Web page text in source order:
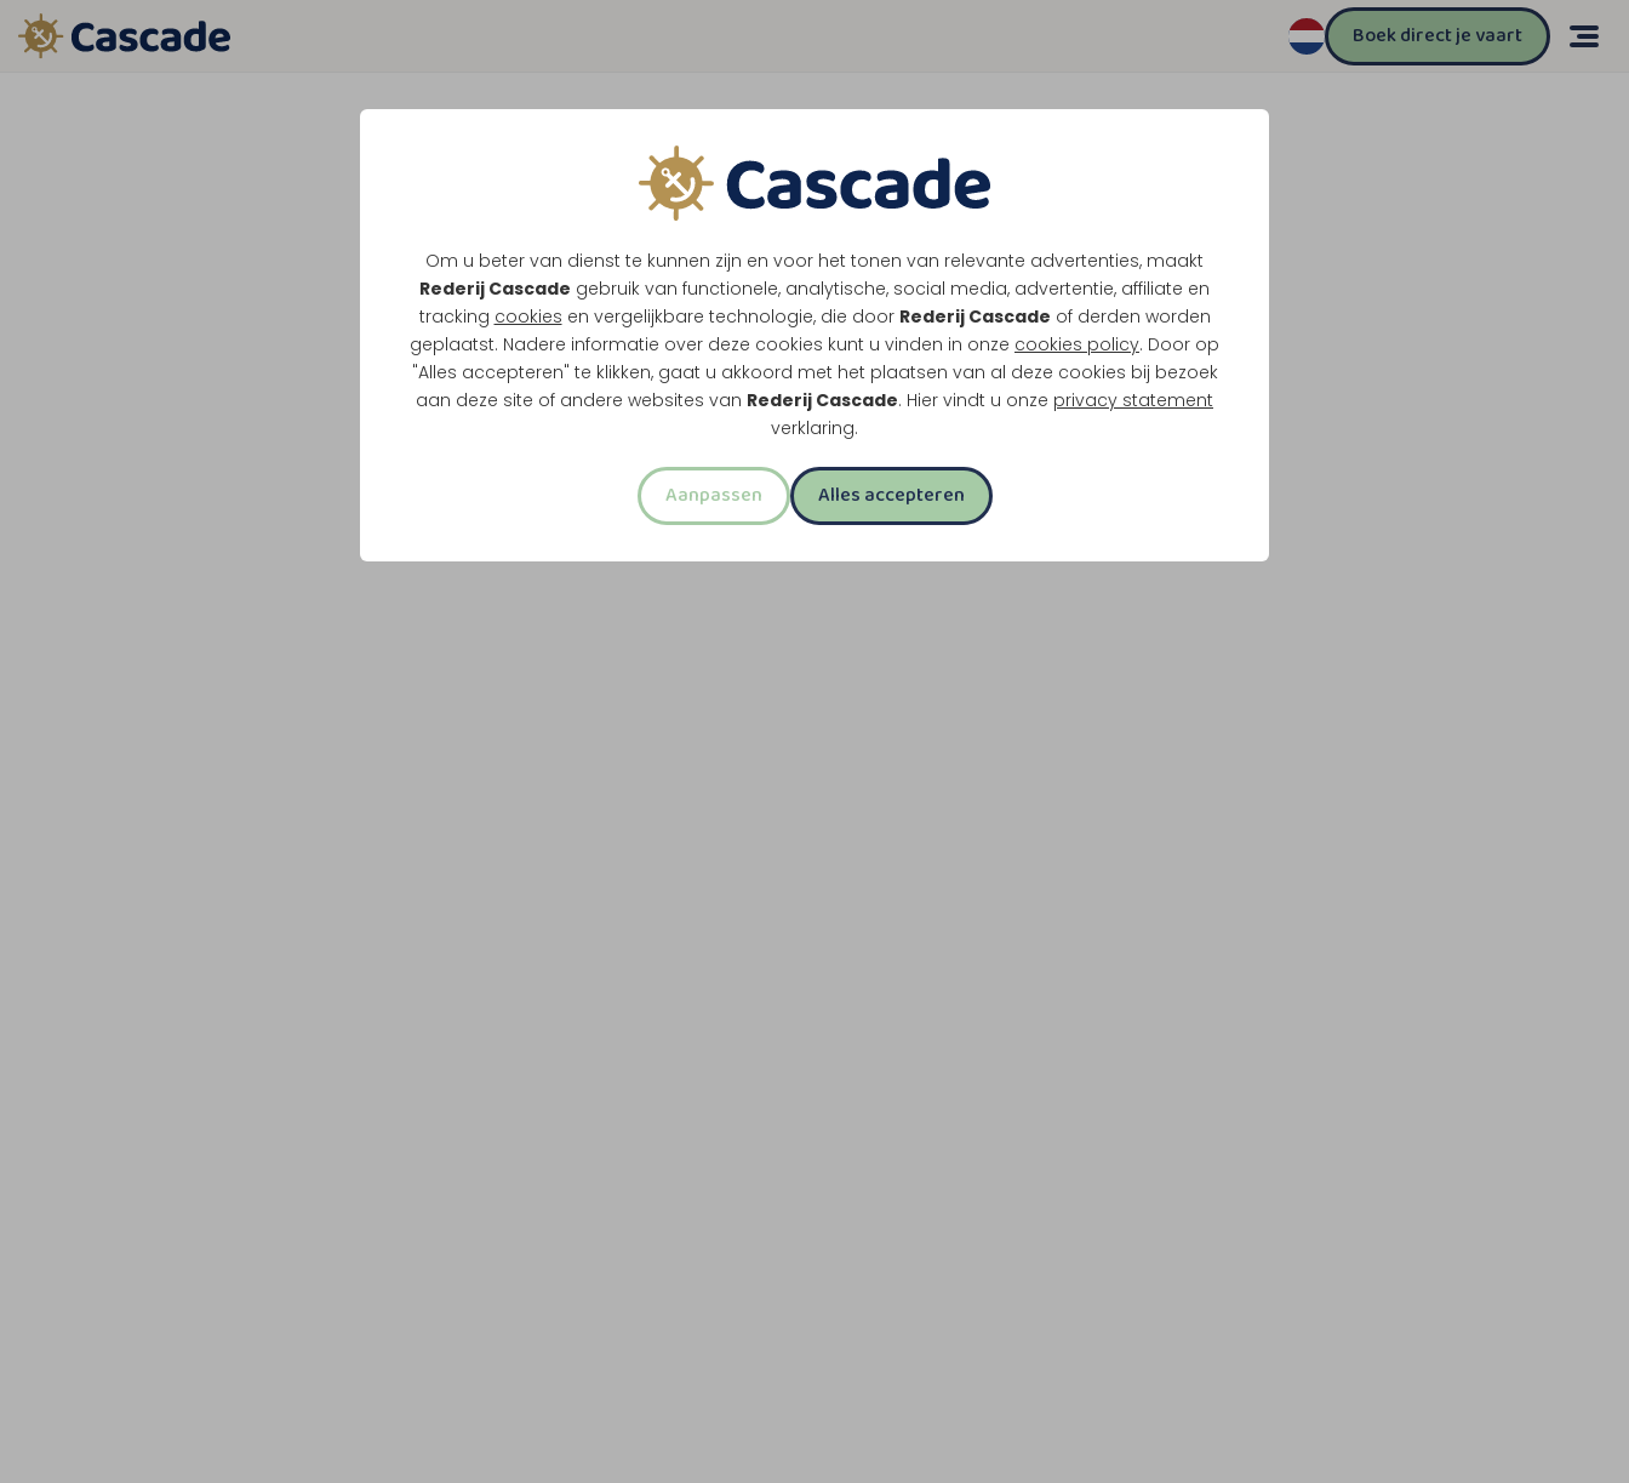
Om u beter van dienst te kunnen zijn en voor het tonen van relevante advertenties, maakt
Rederij Cascade gebruik van functionele, analytische, social media, advertentie, affiliate en
tracking cookies en vergelijkbare technologie, die door Rederij Cascade of derden worden
geplaatst. Nadere informatie over deze cookies kunt u vinden in onze cookies policy. Door op
"Alles accepteren" te klikken, gaat u akkoord met het plaatsen van al deze cookies bij bezoek
aan deze site of andere websites van Rederij Cascade. Hier vindt u onze privacy statement
verklaring.
Aanpassen Alles accepteren
Boek direct je vaart